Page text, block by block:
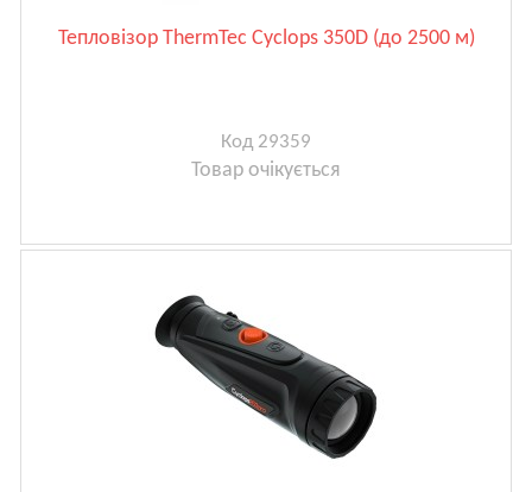
Тепловізор ThermTec Cyclops 350D (до 2500 м)
Код 29359
Товар очікується